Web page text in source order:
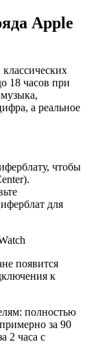
Apple
18 часов при
а реальное
чтобы
для
появится
к
полностью
за 90
2 часа с